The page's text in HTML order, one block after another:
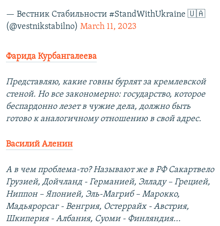
— Вестник Стабильности #StandWithUkraine 🇺🇦
(@vestnikstabilno) March 11, 2023
Фарида Курбангалеева
Представляю, какие говны бурлят за кремлевской
стеной. Но все закономерно: государство, которое
беспардонно лезет в чужие дела, должно быть
готово к аналогичному отношению в свой адрес.
Василий Аленин
А в чем проблема-то? Называют же в РФ Сакартвело
Грузией, Дойчланд - Германией, Элладу – Грецией,
Ниппон – Японией, Эль-Магриб – Марокко,
Мадьярорсаг - Венгрия, Остеррайх - Австрия,
Шкиперия - Албания, Суоми - Финляндия...